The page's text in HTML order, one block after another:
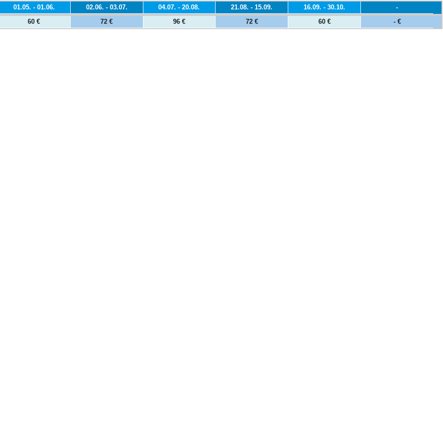
01.05. - 01.06. 02.06. - 03.07. 04.07. - 20.08. 21.08. - 15.09. 16.09. - 30.10.
-
60 € 72 € 96 € 72 € 60 € - €